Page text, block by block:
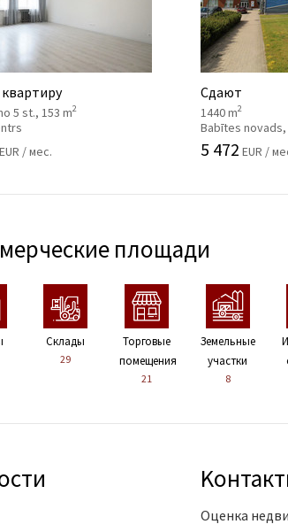
5 st., 153 m2
EUR / мес.
Сдают
1440 m2
Babītes novads,
5 472 EUR /
площади
Склады
29
Торговые
помещения
21
Земельные
участки
8
Оценка